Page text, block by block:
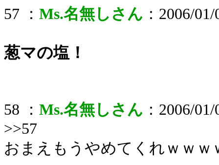
57 ： Ms.名無しさん ：2006/
葱マの塩！
58 ： Ms.名無しさん ：2006/
>>57
おまえもうやめてくれｗｗ